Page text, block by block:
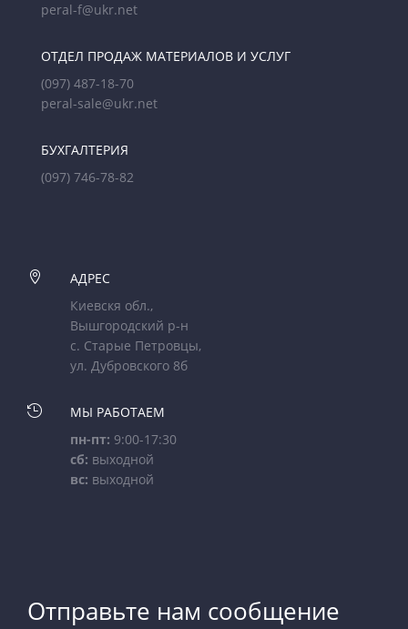
peral-f@ukr.net
ОТДЕЛ ПРОДАЖ МАТЕРИАЛОВ И УСЛУГ
(097) 487-18-70
peral-sale@ukr.net
БУХГАЛТЕРИЯ
(097) 746-78-82

АДРЕС
Киевскя обл.,
Вышгородский р-н
с. Старые Петровцы,
ул. Дубровского 8б

МЫ РАБОТАЕМ
пн-пт: 9:00-17:30
сб: выходной
вс: выходной
Отправьте нам сообщение